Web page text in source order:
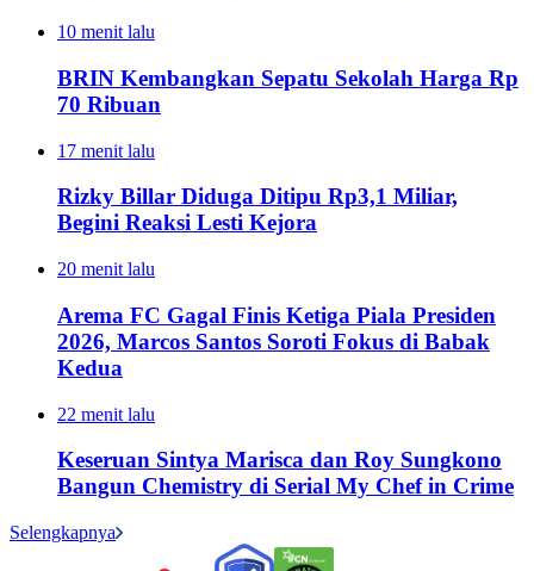
10 menit lalu
BRIN Kembangkan Sepatu Sekolah Harga Rp
70 Ribuan
17 menit lalu
Rizky Billar Diduga Ditipu Rp3,1 Miliar,
Begini Reaksi Lesti Kejora
20 menit lalu
Arema FC Gagal Finis Ketiga Piala Presiden
2026, Marcos Santos Soroti Fokus di Babak
Kedua
22 menit lalu
Keseruan Sintya Marisca dan Roy Sungkono
Bangun Chemistry di Serial My Chef in Crime
Selengkapnya